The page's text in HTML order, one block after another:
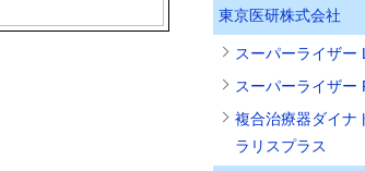
東京医研株式会社
スーパーライザー
スーパーライザー
複合治療器ダイナ
ラリスプラス